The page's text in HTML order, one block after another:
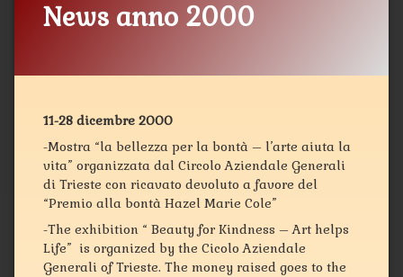
News anno 2000
11-28 dicembre 2000
-Mostra “la bellezza per la bontà – l’arte aiuta la
vita” organizzata dal Circolo Aziendale Generali
di Trieste con ricavato devoluto a favore del
“Premio alla bontà Hazel Marie Cole”
-The exhibition “ Beauty for Kindness – Art helps
Life” is organized by the Cicolo Aziendale
Generali of Trieste. The money raised goes to the